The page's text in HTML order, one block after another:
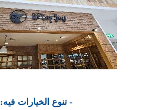
- تنوع الخيارات فيه: